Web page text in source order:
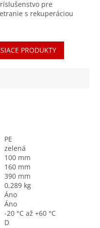
pre
s rekuperáciou
rozmer DN90mm
akýkoľvek rozvodný
z rady...
PRODUKTY
PE
zelená
100 mm
160 mm
390 mm
0,289 kg
Áno
Áno
-20 °C až +60 °C
D